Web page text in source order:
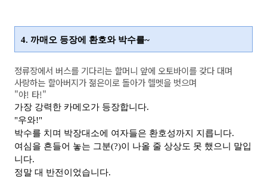
4. 까매오 등장에 환호와 박수를~
정류장에서 버스를 기다리는 할머니 앞에 오토바이를 갖다 대며
사랑하는 할아버지가 젊은이로 돌아가 헬멧을 벗으며
"야! 타!"
가장 강력한 카메오가 등장합니다.
"우와!"
박수를 치며 박장대소에 여자들은 환호성까지 지릅니다.
여심을 흔들어 놓는 그분(?)이 나올 줄 상상도 못 했으니 말입
니다.
정말 대 반전이었습니다.